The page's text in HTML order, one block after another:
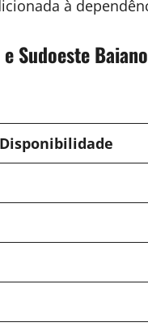
à
Sudoeste Baiano